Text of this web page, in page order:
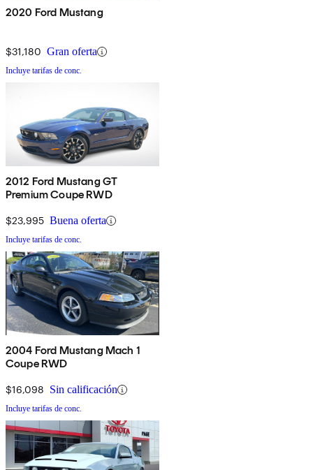
2020 Ford Mustang
$31,180 Gran oferta
Incluye tarifas de conc.
2012 Ford Mustang GT
Premium Coupe RWD
$23,995 Buena oferta
Incluye tarifas de conc.
2004 Ford Mustang Mach 1
Coupe RWD
$16,098 Sin calificación
Incluye tarifas de conc.